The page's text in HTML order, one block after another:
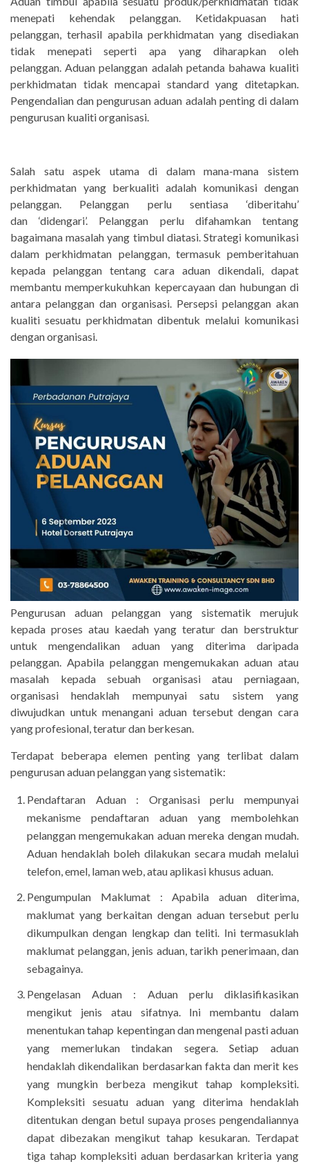
menepati kehendak pelanggan. Ketidakpuasan hati
pelanggan, terhasil apabila perkhidmatan yang disediakan
tidak menepati seperti apa yang diharapkan oleh
pelanggan. Aduan pelanggan adalah petanda bahawa kualiti
perkhidmatan tidak mencapai standard yang ditetapkan.
Pengendalian dan pengurusan aduan adalah penting di dalam
pengurusan kualiti organisasi.
Salah satu aspek utama di dalam mana-mana sistem
perkhidmatan yang berkualiti adalah komunikasi dengan
pelanggan. Pelanggan perlu sentiasa ‘diberitahu’
dan ‘didengari’. Pelanggan perlu difahamkan tentang
bagaimana masalah yang timbul diatasi. Strategi komunikasi
dalam perkhidmatan pelanggan, termasuk pemberitahuan
kepada pelanggan tentang cara aduan dikendali, dapat
membantu memperkukuhkan kepercayaan dan hubungan di
antara pelanggan dan organisasi. Persepsi pelanggan akan
kualiti sesuatu perkhidmatan dibentuk melalui komunikasi
dengan organisasi.
Pengurusan aduan pelanggan yang sistematik merujuk
kepada proses atau kaedah yang teratur dan berstruktur
untuk mengendalikan aduan yang diterima daripada
pelanggan. Apabila pelanggan mengemukakan aduan atau
masalah kepada sebuah organisasi atau perniagaan,
organisasi hendaklah mempunyai satu sistem yang
diwujudkan untuk menangani aduan tersebut dengan cara
yang profesional, teratur dan berkesan.
Terdapat beberapa elemen penting yang terlibat dalam
pengurusan aduan pelanggan yang sistematik:
Pendaftaran Aduan : Organisasi perlu mempunyai
mekanisme pendaftaran aduan yang membolehkan
pelanggan mengemukakan aduan mereka dengan mudah.
Aduan hendaklah boleh dilakukan secara mudah melalui
telefon, emel, laman web, atau aplikasi khusus aduan.
Pengumpulan Maklumat : Apabila aduan diterima,
maklumat yang berkaitan dengan aduan tersebut perlu
dikumpulkan dengan lengkap dan teliti. Ini termasuklah
maklumat pelanggan, jenis aduan, tarikh penerimaan, dan
sebagainya.
Pengelasan Aduan : Aduan perlu diklasifikasikan
mengikut jenis atau sifatnya. Ini membantu dalam
menentukan tahap kepentingan dan mengenal pasti aduan
yang memerlukan tindakan segera.Setiap aduan
hendaklah dikendalikan berdasarkan fakta dan merit kes
yang mungkin berbeza mengikut tahap kompleksiti.
Kompleksiti sesuatu aduan yang diterima hendaklah
ditentukan dengan betul supaya proses pengendaliannya
dapat dibezakan mengikut tahap kesukaran. Terdapat
tiga tahap kompleksiti aduan berdasarkan kriteria yang